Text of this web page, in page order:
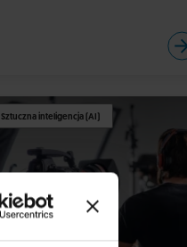
Sztuczna inteligencja (AI)